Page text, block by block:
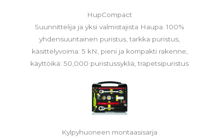
HupCompact
Suunnittelija ja yksi valmistajista Haupa. 100%
yhdensuuntainen puristus, tarkka puristus,
käsittelyvoima: 5 kN, pieni ja kompakti rakenne,
käyttöikä: 50,000 puristussykliä, trapetsipuristus
Kylpyhuoneen montaasisarja